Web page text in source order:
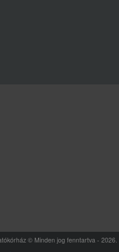
© Minden jog fenntartva - 2026.